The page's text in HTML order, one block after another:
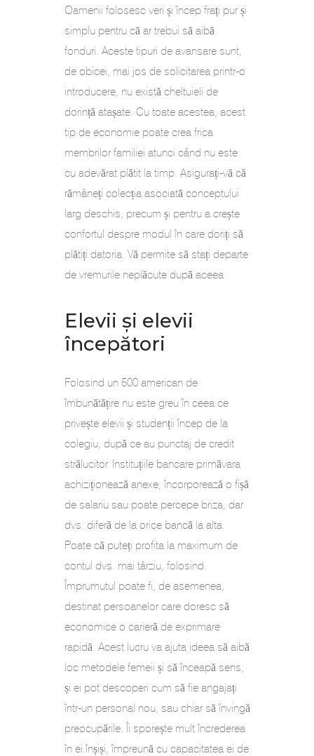
Oamenii folosesc veri și încep frați pur și
simplu pentru că ar trebui să aibă
fonduri. Aceste tipuri de avansare sunt,
de obicei, mai jos de solicitarea printr-o
introducere, nu există cheltuieli de
dorință atașate. Cu toate acestea, acest
tip de economie poate crea frica
membrilor familiei atunci când nu este
cu adevărat plătit la timp. Asigurați-vă că
rămâneți colecția asociată conceptului
larg deschis, precum și pentru a crește
confortul despre modul în care doriți să
plătiți datoria. Vă permite să stați departe
de vremurile neplăcute după aceea.
Elevii și elevii
începători
Folosind un 500 american de
îmbunătățire nu este greu în ceea ce
privește elevii și studenții încep de la
colegiu, după ce au punctaj de credit
strălucitor. Instituțiile bancare primăvara
achiziționează anexe, încorporează o fișă
de salariu sau poate percepe briza, dar
dvs. diferă de la orice bancă la alta.
Poate că puteți profita la maximum de
contul dvs. mai târziu, folosind.
Împrumutul poate fi, de asemenea,
destinat persoanelor care doresc să
economice o carieră de exprimare
rapidă. Acest lucru va ajuta ideea să aibă
loc metodele femeii și să înceapă sens,
și ei pot descoperi cum să fie angajați
într-un personal nou, sau chiar să învingă
preocupările. Îi sporește mult încrederea
în ei înșiși, împreună cu capacitatea ei de